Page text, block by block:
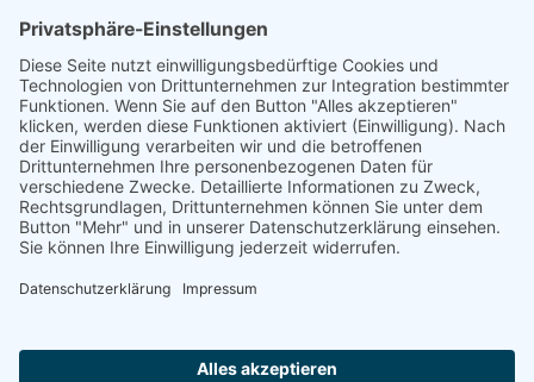
Impressum
Impressum
Datenschutz
Frau Christiane Freisleder
Erste Bürgermeisterin Windach
Von-Pfetten-Füll-Platz 1
86949 Windach
Telefon:08193/9305-0
Bitte vereinbaren Sie telefonisch einen Termin!